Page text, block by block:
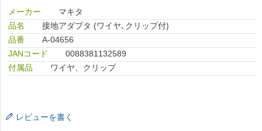
メーカー
マキタ
品名
接地アダプタ (ワイヤ､クリップ付)
品番
A-04656
JANコード
0088381132589
付属品
ワイヤ、クリップ
レビューを書く